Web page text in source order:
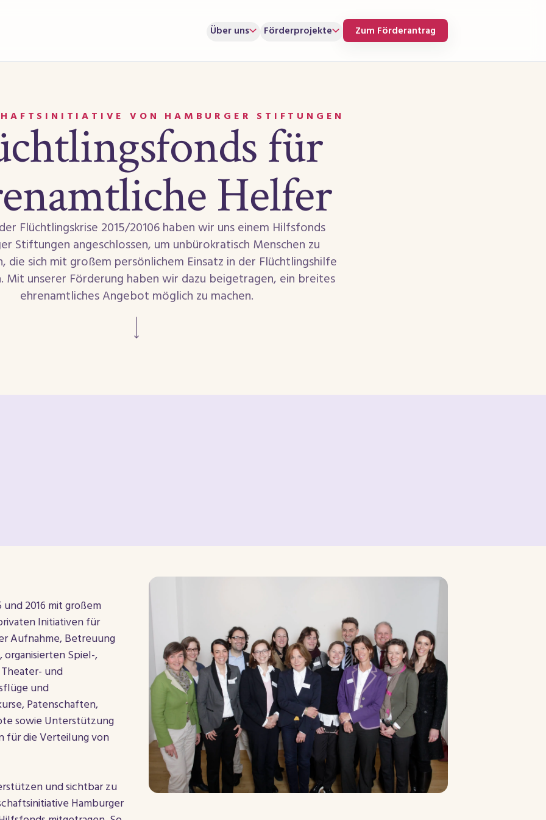
Über uns Förderprojekte Zum Förderantrag
VON HAMBURGER STIFTUNGEN
für
Helfer
Flüchtlingskrise 2015/20106 haben wir uns einem Hilfsfonds
Stiftungen angeschlossen, um unbürokratisch Menschen zu
die sich mit großem persönlichem Einsatz in der Flüchtlingshilfe
Mit unserer Förderung haben wir dazu beigetragen, ein breites
ehrenamtliches Angebot möglich zu machen.
Weiter scrollen
2016 mit großem
Initiativen für
Aufnahme, Betreuung
Spiel-,
und
und
Patenschaften,
sowie Unterstützung
für die Verteilung von
und sichtbar zu
Hamburger